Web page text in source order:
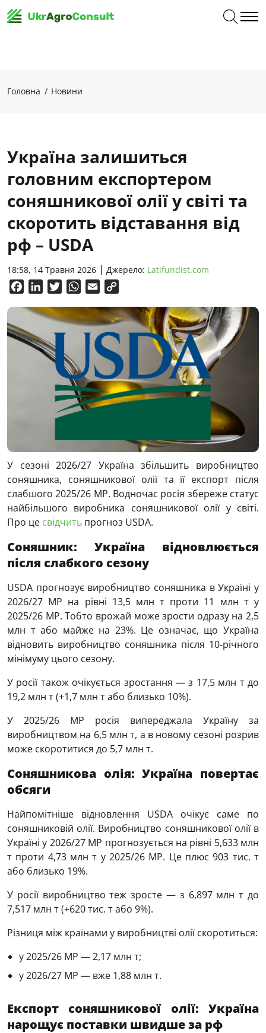
Головна Новини
Україна залишиться
головним експортером
соняшникової олії у світі та
скоротить відставання від
рф – USDA
18:58, 14 Травня 2026 Джерело: Latifundist.com
FacebookLinkedInTwitterWhatsApp
Email
У сезоні 2026/27 Україна збільшить виробництво
соняшника, соняшникової олії та її експорт після
слабшого 2025/26 МР. Водночас росія збереже статус
найбільшого виробника соняшникової олії у світі.
Про це свідчить прогноз USDA.
Соняшник: Україна відновлюється
після слабкого сезону
USDA прогнозує виробництво соняшника в Україні у
2026/27 МР на рівні 13,5 млн т проти 11 млн т у
2025/26 МР. Тобто врожай може зрости одразу на 2,5
млн т або майже на 23%. Це означає, що Україна
відновить виробництво соняшника після 10-річного
мінімуму цього сезону.
У росії також очікується зростання — з 17,5 млн т до
19,2 млн т (+1,7 млн т або близько 10%).
У 2025/26 МР росія випереджала Україну за
виробництвом на 6,5 млн т, а в новому сезоні розрив
може скоротитися до 5,7 млн т.
Соняшникова олія: Україна повертає
обсяги
Найпомітніше відновлення USDA очікує саме по
соняшниковій олії. Виробництво соняшникової олії в
Україні у 2026/27 МР прогнозується на рівні 5,633 млн
т проти 4,73 млн т у 2025/26 МР. Це плюс 903 тис. т
або близько 19%.
У росії виробництво теж зросте — з 6,897 млн т до
7,517 млн т (+620 тис. т або 9%).
Різниця між країнами у виробництві олії скоротиться:
у 2025/26 МР — 2,17 млн т;
у 2026/27 МР — вже 1,88 млн т.
Експорт соняшникової олії: Україна
нарощує поставки швидше за рф